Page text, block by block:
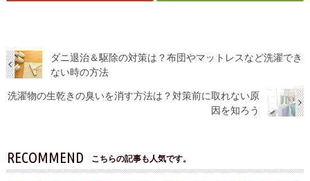
ダニ退治＆駆除の対策は？布団やマットレスなど洗濯でき
ない時の方法
洗濯物の生乾きの臭いを消す方法は？対策前に取れない原
因を知ろう
RECOMMEND こちらの記事も人気です。